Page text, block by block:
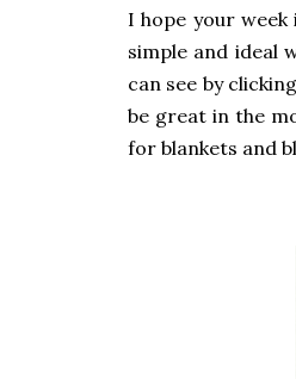
I hope your week
simple and ideal
can see by
be great in the
for blankets and